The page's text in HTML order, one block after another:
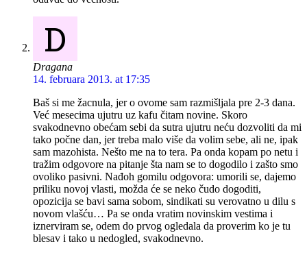
D
Dragana
14. februara 2013. at 17:35
Baš si me žacnula, jer o ovome sam razmišljala pre 2-3 dana.
Već mesecima ujutru uz kafu čitam novine. Skoro
svakodnevno obećam sebi da sutra ujutru neću dozvoliti da mi
tako počne dan, jer treba malo više da volim sebe, ali ne, ipak
sam mazohista. Nešto me na to tera. Pa onda kopam po netu i
tražim odgovore na pitanje šta nam se to dogodilo i zašto smo
ovoliko pasivni. Nađoh gomilu odgovora: umorili se, dajemo
priliku novoj vlasti, možda će se neko čudo dogoditi,
opozicija se bavi sama sobom, sindikati su verovatno u dilu s
novom vlašću… Pa se onda vratim novinskim vestima i
iznerviram se, odem do prvog ogledala da proverim ko je tu
blesav i tako u nedogled, svakodnevno.